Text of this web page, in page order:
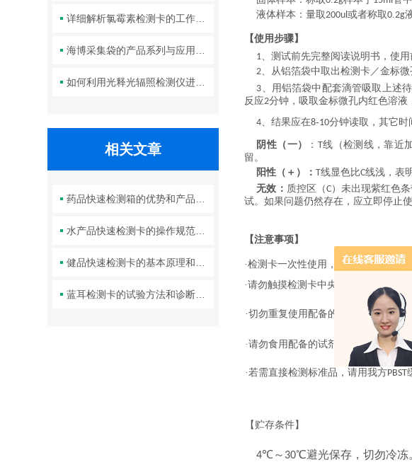
相关文章
液体样本：量取200ul或者称取0.2g
【使用步骤】
1、测试前先完整阅读说明书，使
2、从铝箔袋中取出检测卡／金标
3、用铝箔袋中配套滴管吸取上述
反应2分钟，吸取金标微孔内红色溶液
4、结果应在8-10分钟读取，其它时
阴性（一） ： T线（检测线，靠近
留。
阳性（＋）：T线显色比C线浅，表
无效： 质控区（C）未出现紫红色
试。如果问题仍然存在，应立即停止
【注意事项】
·检测卡一次性使用，不要使用过期检
·请勿触摸检测卡中央的白色膜面；
·切勿重复使用配备的滴管，以免交叉
·请勿食用配备的试剂；
·若需直接检测标准品，请用我方PBST
【贮存条件】
4℃～ 30℃避光保存，切勿冷冻